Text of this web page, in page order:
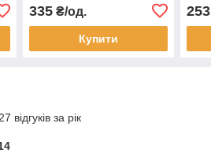
335₴/од.
Купити
253
відгуків за рік